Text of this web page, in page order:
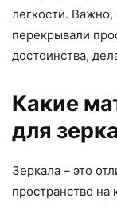
легкости.
перекрывали
достоинства,
Какие
для
Зеркала – это
пространство на